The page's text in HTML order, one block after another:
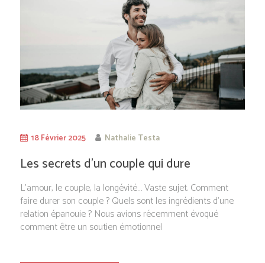
18 Février 2025 Nathalie Testa
Les secrets d’un couple qui dure
L’amour, le couple, la longévité… Vaste sujet. Comment
faire durer son couple ? Quels sont les ingrédients d’une
relation épanouie ? Nous avions récemment évoqué
comment être un soutien émotionnel